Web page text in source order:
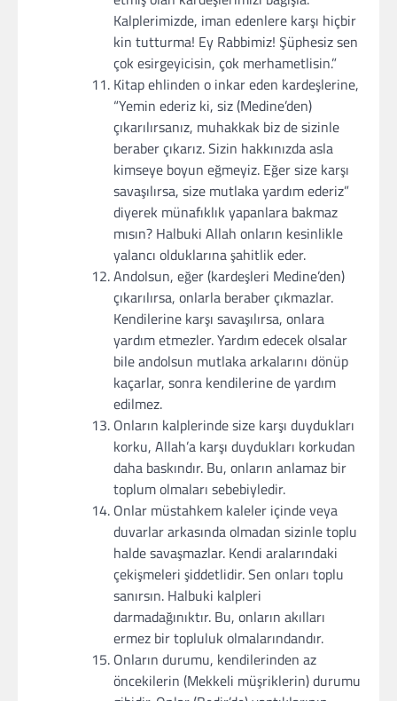
Kalplerimizde, iman edenlere karşı hiçbir
kin tutturma! Ey Rabbimiz! Şüphesiz sen
çok esirgeyicisin, çok merhametlisin.”
Kitap ehlinden o inkar eden kardeşlerine,
“Yemin ederiz ki, siz (Medine’den)
çıkarılırsanız, muhakkak biz de sizinle
beraber çıkarız. Sizin hakkınızda asla
kimseye boyun eğmeyiz. Eğer size karşı
savaşılırsa, size mutlaka yardım ederiz”
diyerek münafıklık yapanlara bakmaz
mısın? Halbuki Allah onların kesinlikle
yalancı olduklarına şahitlik eder.
Andolsun, eğer (kardeşleri Medine’den)
çıkarılırsa, onlarla beraber çıkmazlar.
Kendilerine karşı savaşılırsa, onlara
yardım etmezler. Yardım edecek olsalar
bile andolsun mutlaka arkalarını dönüp
kaçarlar, sonra kendilerine de yardım
edilmez.
Onların kalplerinde size karşı duydukları
korku, Allah’a karşı duydukları korkudan
daha baskındır. Bu, onların anlamaz bir
toplum olmaları sebebiyledir.
Onlar müstahkem kaleler içinde veya
duvarlar arkasında olmadan sizinle toplu
halde savaşmazlar. Kendi aralarındaki
çekişmeleri şiddetlidir. Sen onları toplu
sanırsın. Halbuki kalpleri
darmadağınıktır. Bu, onların akılları
ermez bir topluluk olmalarındandır.
Onların durumu, kendilerinden az
öncekilerin (Mekkeli müşriklerin) durumu